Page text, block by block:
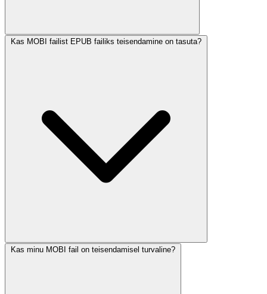
Kas MOBI failist EPUB failiks teisendamine on tasuta?
Kas minu MOBI fail on teisendamisel turvaline?